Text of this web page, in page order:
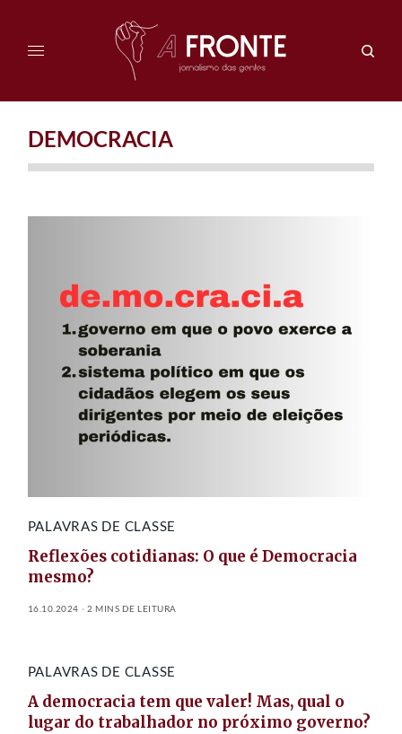
DEMOCRACIA
PALAVRAS DE CLASSE
Reflexões cotidianas: O que é Democracia
mesmo?
16.10.2024 2 MINS DE LEITURA
PALAVRAS DE CLASSE
A democracia tem que valer! Mas, qual o
lugar do trabalhador no próximo governo?